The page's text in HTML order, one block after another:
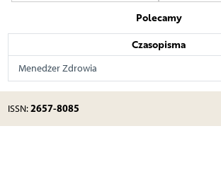
Polecamy
Czasopisma
Menedżer Zdrowia
ISSN:2657-8085